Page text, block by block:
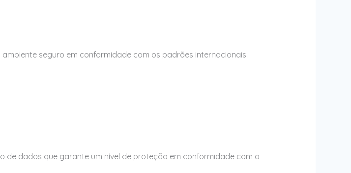
seguro em conformidade com os padrões internacionais.
dados que garante um nível de proteção em conformidade com o